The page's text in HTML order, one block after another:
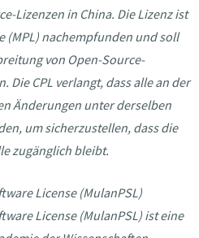
Lizenzen in China. Die Lizenz ist
(MPL) nachempfunden und soll
von Open-Source-
Die CPL verlangt, dass alle an der
Änderungen unter derselben
um sicherzustellen, dass die
zugänglich bleibt.
License (MulanPSL)
License (MulanPSL) ist eine